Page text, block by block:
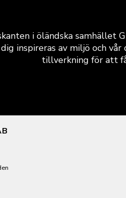
i öländska samhället
inspireras av miljö och
tillverkning för att